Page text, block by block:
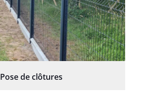
Pose de clôtures